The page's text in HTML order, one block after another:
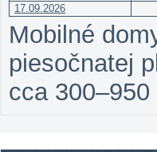
17.09.2026
Mobilné
piesočnatej
cca 300–950